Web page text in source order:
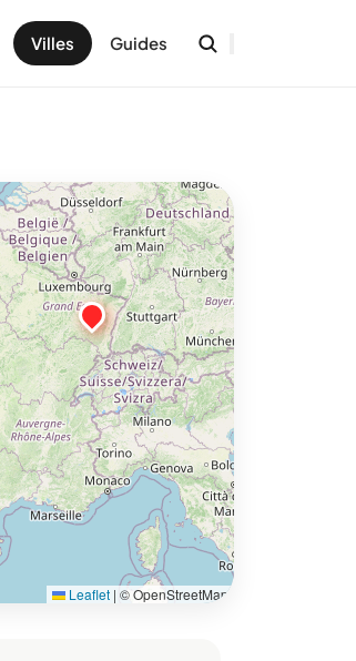
Villes Guides
Leaflet | © OpenStreetMap